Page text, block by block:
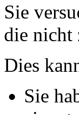
Sie
die nicht
Dies
Sie